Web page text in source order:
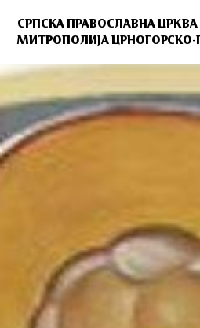
СРПСКА ПРАВОСЛАВНА ЦРКВА
МИТРОПОЛИЈА